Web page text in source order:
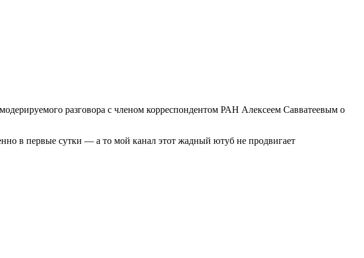
разговора с членом корреспондентом РАН Алексеем Савватеевым о
в первые сутки — а то мой канал этот жадный ютуб не продвигает